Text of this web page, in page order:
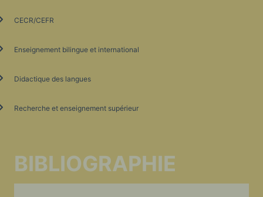
CECR/CEFR
Enseignement bilingue et international
Didactique des langues
Recherche et enseignement supérieur
BIBLIOGRAPHIE